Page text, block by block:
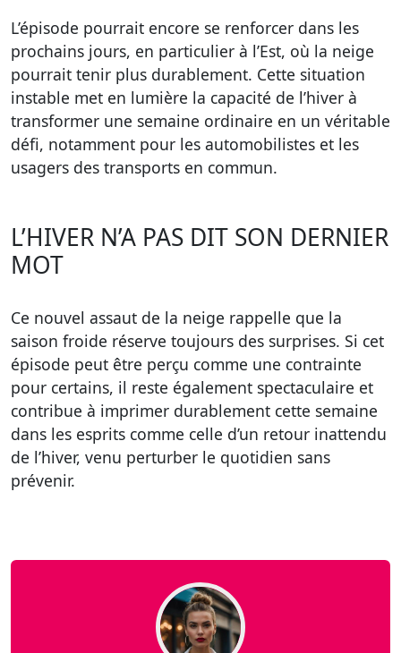
L’épisode pourrait encore se renforcer dans les
prochains jours, en particulier à l’Est, où la neige
pourrait tenir plus durablement. Cette situation
instable met en lumière la capacité de l’hiver à
transformer une semaine ordinaire en un véritable
défi, notamment pour les automobilistes et les
usagers des transports en commun.
L’HIVER N’A PAS DIT SON DERNIER
MOT
Ce nouvel assaut de la neige rappelle que la
saison froide réserve toujours des surprises. Si cet
épisode peut être perçu comme une contrainte
pour certains, il reste également spectaculaire et
contribue à imprimer durablement cette semaine
dans les esprits comme celle d’un retour inattendu
de l’hiver, venu perturber le quotidien sans
prévenir.